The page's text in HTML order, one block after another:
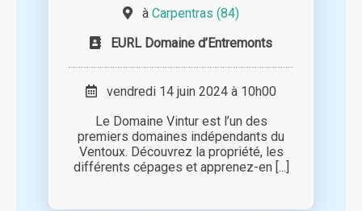
à Carpentras (84)
EURL Domaine d’Entremonts
vendredi 14 juin 2024 à 10h00
Le Domaine Vintur est l’un des
premiers domaines indépendants du
Ventoux. Découvrez la propriété, les
différents cépages et apprenez-en [...]